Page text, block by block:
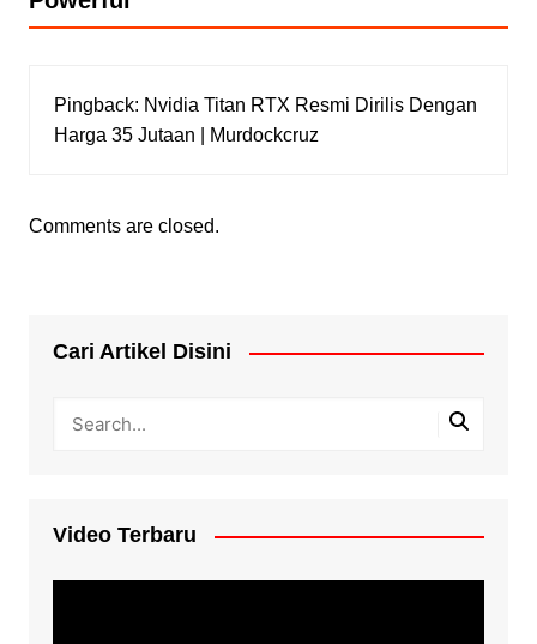
Pingback: Nvidia Titan RTX Resmi Dirilis Dengan
Harga 35 Jutaan | Murdockcruz
Comments are closed.
Cari Artikel Disini
Video Terbaru